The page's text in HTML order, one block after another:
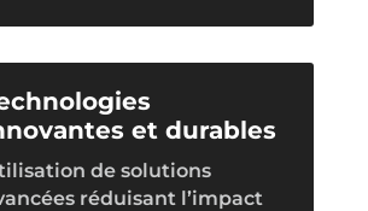
et durables
de solutions
réduisant l’impact